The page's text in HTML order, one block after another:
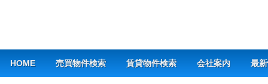
HOME 売買物件検索 賃貸物件検索 会社案内 最